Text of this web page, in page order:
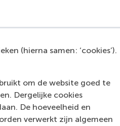
(hierna samen: ‘cookies’).
om de website goed te
Dergelijke cookies
De hoeveelheid en
verwerkt zijn algemeen